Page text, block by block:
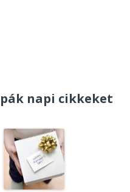
napi cikkeket